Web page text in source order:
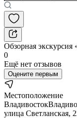
Обзорная
0
Ещё нет отзывов
Оцените первым
Местоположение
Владивосток
улица Светланская,